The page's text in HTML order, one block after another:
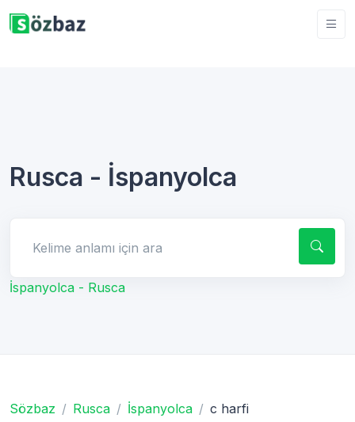
Rusca - İspanyolca
İspanyolca - Rusca
Sözbaz Rusca İspanyolca с harfi